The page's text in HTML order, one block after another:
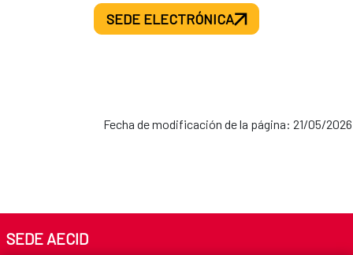
SEDE ELECTRÓNICA
Fecha de modificación de la página: 21/05/2026
SEDE AECID